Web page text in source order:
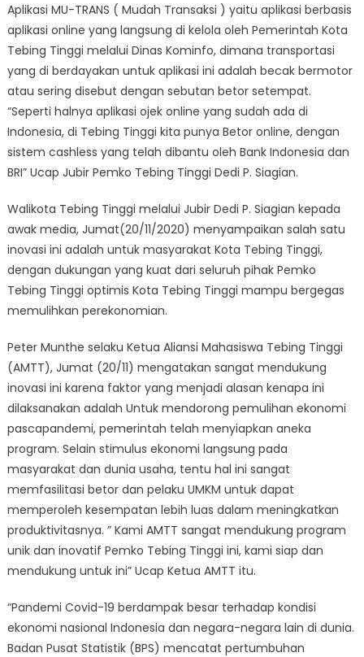
Aplikasi MU-TRANS ( Mudah Transaksi ) yaitu aplikasi berbasis
aplikasi online yang langsung di kelola oleh Pemerintah Kota
Tebing Tinggi melalui Dinas Kominfo, dimana transportasi
yang di berdayakan untuk aplikasi ini adalah becak bermotor
atau sering disebut dengan sebutan betor setempat.
“Seperti halnya aplikasi ojek online yang sudah ada di
Indonesia, di Tebing Tinggi kita punya Betor online, dengan
sistem cashless yang telah dibantu oleh Bank Indonesia dan
BRI” Ucap Jubir Pemko Tebing Tinggi Dedi P. Siagian.
Walikota Tebing Tinggi melalui Jubir Dedi P. Siagian kepada
awak media, Jumat(20/11/2020) menyampaikan salah satu
inovasi ini adalah untuk masyarakat Kota Tebing Tinggi,
dengan dukungan yang kuat dari seluruh pihak Pemko
Tebing Tinggi optimis Kota Tebing Tinggi mampu bergegas
memulihkan perekonomian.
Peter Munthe selaku Ketua Aliansi Mahasiswa Tebing Tinggi
(AMTT), Jumat (20/11) mengatakan sangat mendukung
inovasi ini karena faktor yang menjadi alasan kenapa ini
dilaksanakan adalah Untuk mendorong pemulihan ekonomi
pascapandemi, pemerintah telah menyiapkan aneka
program. Selain stimulus ekonomi langsung pada
masyarakat dan dunia usaha, tentu hal ini sangat
memfasilitasi betor dan pelaku UMKM untuk dapat
memperoleh kesempatan lebih luas dalam meningkatkan
produktivitasnya. ” Kami AMTT sangat mendukung program
unik dan inovatif Pemko Tebing Tinggi ini, kami siap dan
mendukung untuk ini” Ucap Ketua AMTT itu.
“Pandemi Covid-19 berdampak besar terhadap kondisi
ekonomi nasional Indonesia dan negara-negara lain di dunia.
Badan Pusat Statistik (BPS) mencatat pertumbuhan